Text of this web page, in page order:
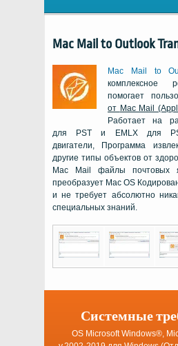
Mac Mail to Outlook
Mac Mail to
комплексное
помогает
от Mac Mail
Работает на
для
PST и EMLXдля
двигатели, Программа
другие типы объектов от
Mac Mail
файлы почтовых
преобразует Mac OS
и не требует абсолютно
специальных знаний.
Системные
OS Microsoft Windows®,